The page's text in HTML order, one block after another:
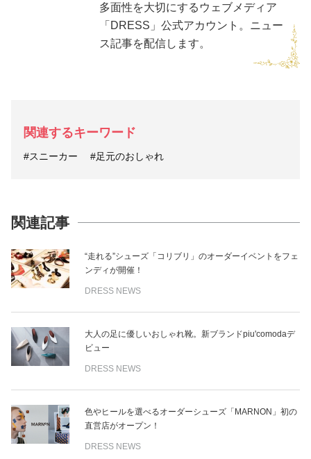
多面性を大切にするウェブメディア
「DRESS」公式アカウント。ニュー
ス記事を配信します。
関連するキーワード
#スニーカー #足元のおしゃれ
関連記事
“走れる”シューズ「コリブリ」のオーダーイベントをフェ
ンディが開催！
DRESS NEWS
大人の足に優しいおしゃれ靴。新ブランドpiu'comodaデ
ビュー
DRESS NEWS
色やヒールを選べるオーダーシューズ「MARNON」初の
直営店がオープン！
DRESS NEWS